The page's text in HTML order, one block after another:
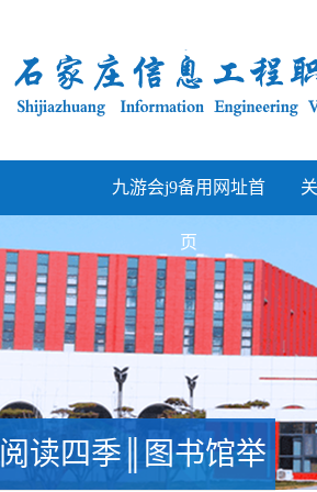
九游会j9备用网址首
页
阅读四季║图书馆举